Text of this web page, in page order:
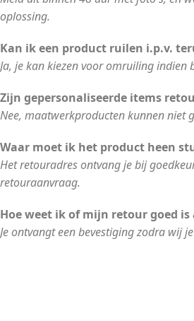
oplossing.
Kan ik een product ruilen i.p.v.
Ja, je kan kiezen voor omruiling indien
Zijn gepersonaliseerde items
Nee, maatwerkproducten kunnen niet
Waar moet ik het product heen
Het retouradres ontvang je bij
retouraanvraag.
Hoe weet ik of mijn retour goed is
Je ontvangt een bevestiging zodra wij